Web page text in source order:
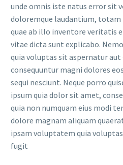
unde omnis iste natus error sit
doloremque laudantium, totam
quae ab illo inventore veritatis
vitae dicta sunt explicabo.
quia voluptas sit aspernatur
consequuntur magni dolores
sequi nesciunt. Neque porro
ipsum quia dolor sit amet,
quia non numquam eius modi
dolore magnam aliquam
ipsam voluptatem quia
fugit